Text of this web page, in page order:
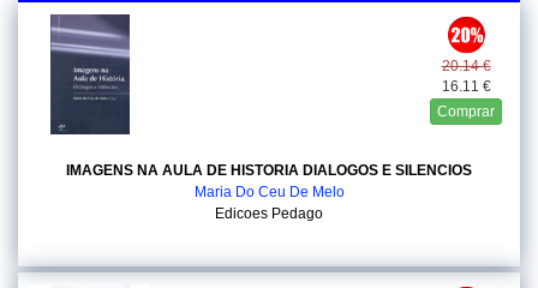
20.14 €
16.11 €
Comprar
IMAGENS NA AULA DE HISTORIA DIALOGOS E SILENCIOS
Maria Do Ceu De Melo
Edicoes Pedago